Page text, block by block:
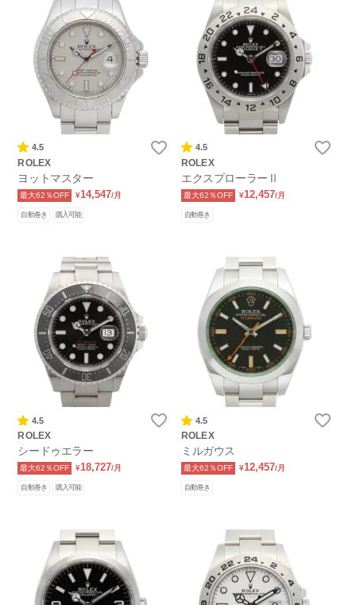
4.5
ROLEX
ヨットマスター
最大62％OFF ¥14,547/月
自動巻き 購入可能
4.5
ROLEX
エクスプローラーⅡ
最大62％OFF ¥12,457/月
自動巻き
4.5
ROLEX
シードゥエラー
最大62％OFF ¥18,727/月
自動巻き 購入可能
4.5
ROLEX
ミルガウス
最大62％OFF ¥12,457/月
自動巻き